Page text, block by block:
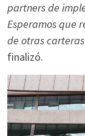
partners de
Esperamos que
de otras
finalizó.